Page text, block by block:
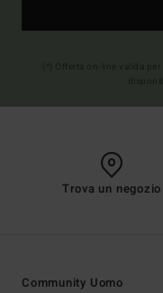
Trova un negozio
Community Uomo